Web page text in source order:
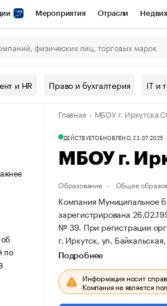
Мероприятия Отрасли
СПб Спецпроекты Проверка
Рынок наличной валюты
и HR Право и бухгалтерия IT и
по
Главная МБОУ г. Иркутска
ДЕЙСТВУЕТОБНОВЛЕНО, 23.07.2025
МБОУ г.
Образование Общее
Компания Муниципальное
зарегистрирована
№ 39. При регистрации
г. Иркутск, ул.
Подробнее
Информация носит
Компания не является